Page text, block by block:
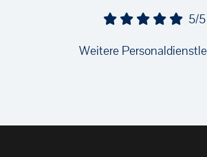
5/5
Weitere